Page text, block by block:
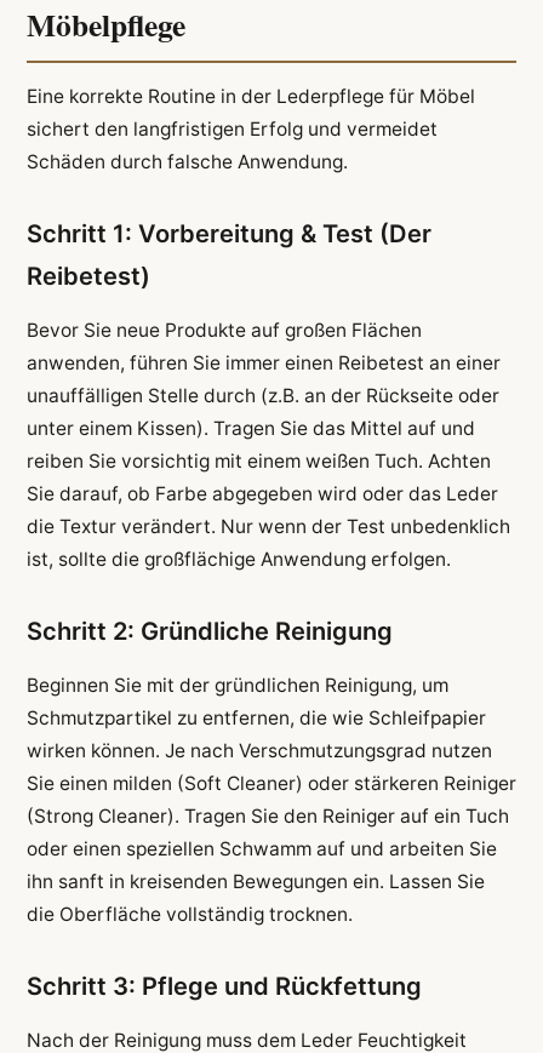
Möbelpflege
Eine korrekte Routine in der Lederpflege für Möbel
sichert den langfristigen Erfolg und vermeidet
Schäden durch falsche Anwendung.
Schritt 1: Vorbereitung & Test (Der
Reibetest)
Bevor Sie neue Produkte auf großen Flächen
anwenden, führen Sie immer einen Reibetest an einer
unauffälligen Stelle durch (z.B. an der Rückseite oder
unter einem Kissen). Tragen Sie das Mittel auf und
reiben Sie vorsichtig mit einem weißen Tuch. Achten
Sie darauf, ob Farbe abgegeben wird oder das Leder
die Textur verändert. Nur wenn der Test unbedenklich
ist, sollte die großflächige Anwendung erfolgen.
Schritt 2: Gründliche Reinigung
Beginnen Sie mit der gründlichen Reinigung, um
Schmutzpartikel zu entfernen, die wie Schleifpapier
wirken können. Je nach Verschmutzungsgrad nutzen
Sie einen milden (Soft Cleaner) oder stärkeren Reiniger
(Strong Cleaner). Tragen Sie den Reiniger auf ein Tuch
oder einen speziellen Schwamm auf und arbeiten Sie
ihn sanft in kreisenden Bewegungen ein. Lassen Sie
die Oberfläche vollständig trocknen.
Schritt 3: Pflege und Rückfettung
Nach der Reinigung muss dem Leder Feuchtigkeit